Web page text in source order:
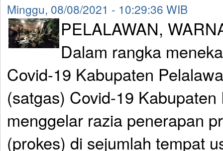
Minggu, 08/08/2021 - 10:29:36 WIB
PELALAWAN,
Dalam rangka
Covid-19 Kabupaten
(satgas) Covid-19 Kabupaten
menggelar razia penerapan
(prokes) di sejumlah tempat